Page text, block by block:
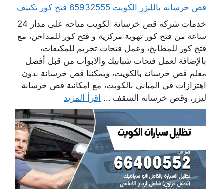
قص خرسانه بالليزر الكويت 65932555 فتح كور تكييف
خدمات شركة قص خرسانة الكويت متاحة على مدار 24
ساعة من فتح كور تهوية مركزية و فتح كور للمداخن، مع
فتح كور للمطابخ، وعمل فتحات تخريم للمكيفات،
بالإضافة لعمل فتحات شبابيك والابواب من قبل أفضل
معلم قص خرسانة بالكويت، ويمكننا قص خرسانة بدون
اهتزازات في المباني بالكويت، مع امكانية قص خرسانة
ليزر، وقص خرسانة السقف ... اقرأ المزيد